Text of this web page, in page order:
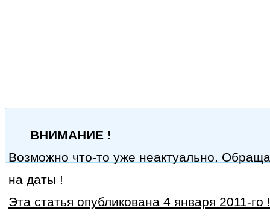
ВНИМАНИЕ !
Возможно что-то уже неактуально.
на даты !
Эта статья опубликована 4 января 2011-го !